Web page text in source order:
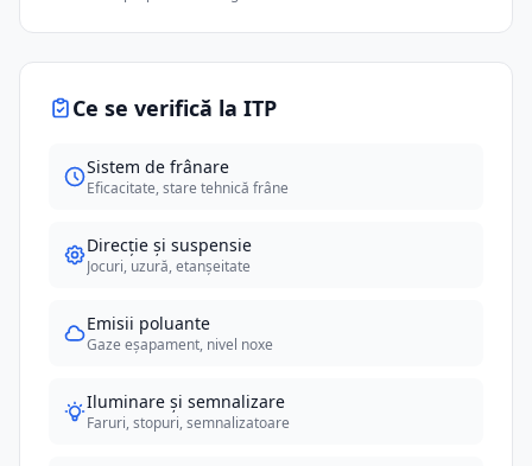
Ce se verifică la ITP
Sistem de frânare
Eficacitate, stare tehnică frâne
Direcție și suspensie
Jocuri, uzură, etanșeitate
Emisii poluante
Gaze eșapament, nivel noxe
Iluminare și semnalizare
Faruri, stopuri, semnalizatoare